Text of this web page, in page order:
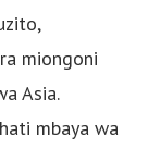
miongoni
Asia.
mbaya wa